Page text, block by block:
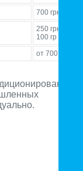
700 грн
250 грн за
100 гр
от 700 грн
и